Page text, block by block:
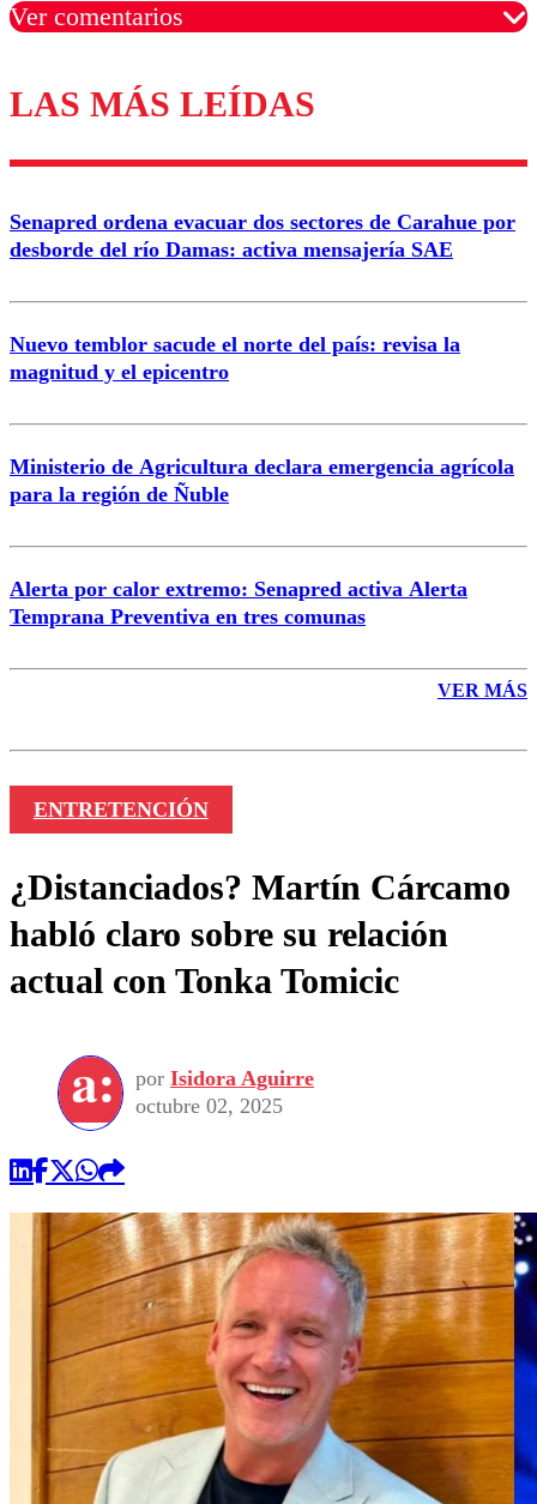
Ver comentarios
Los comentarios son moderados para garantizar un
diálogo respetuoso.
Nombre
Correo
LAS MÁS LEÍDAS
Senapred ordena evacuar dos sectores de Carahue por
desborde del río Damas: activa mensajería SAE
Nuevo temblor sacude el norte del país: revisa la
magnitud y el epicentro
Ministerio de Agricultura declara emergencia agrícola
para la región de Ñuble
Alerta por calor extremo: Senapred activa Alerta
Temprana Preventiva en tres comunas
VER MÁS
ENTRETENCIÓN
¿Distanciados? Martín Cárcamo
habló claro sobre su relación
actual con Tonka Tomicic
por Isidora Aguirre
octubre 02, 2025